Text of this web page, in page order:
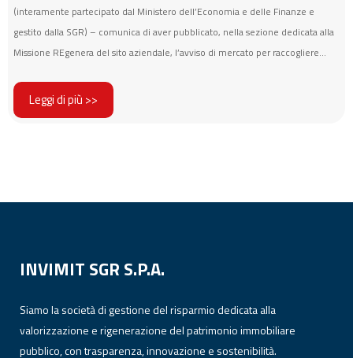
(interamente partecipato dal Ministero dell’Economia e delle Finanze e
gestito dalla SGR) – comunica di aver pubblicato, nella sezione dedicata alla
Missione REgenera del sito aziendale, l’avviso di mercato per raccogliere...
Leggi di più >>
INVIMIT SGR S.P.A.
Siamo la società di gestione del risparmio dedicata alla
valorizzazione e rigenerazione del patrimonio immobiliare
pubblico, con trasparenza, innovazione e sostenibilità.